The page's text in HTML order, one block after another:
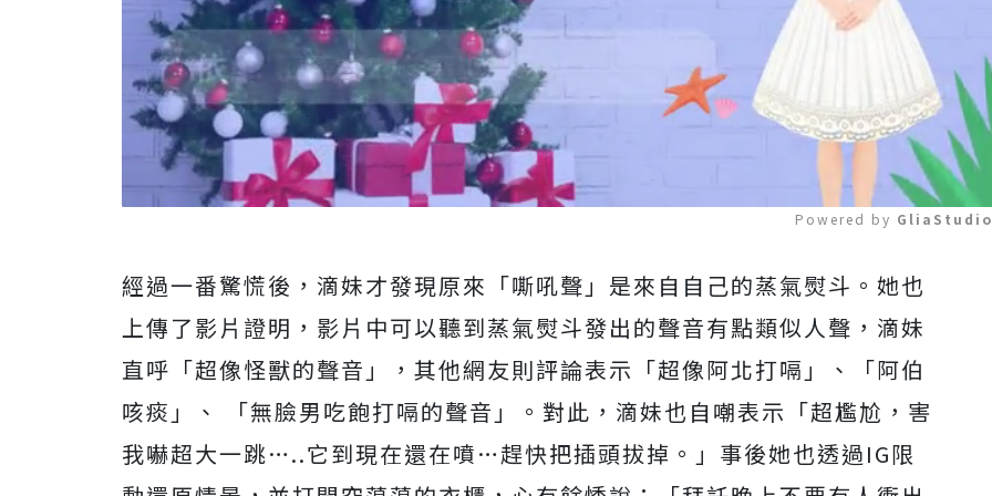
Mute
Powered by
經過一番驚慌後，滴妹才發現原來「嘶吼聲」是來自自己的蒸氣熨斗。她也
上傳了影片證明，影片中可以聽到蒸氣熨斗發出的聲音有點類似人聲，滴妹
直呼「超像怪獸的聲音」，其他網友則評論表示「超像阿北打嗝」、「阿伯
咳痰」、 「無臉男吃飽打嗝的聲音」。對此，滴妹也自嘲表示「超尷尬，害
我嚇超大一跳…..它到現在還在噴…趕快把插頭拔掉。」事後她也透過IG限